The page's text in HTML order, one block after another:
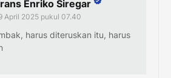
Enriko Siregar
April 2025 pukul 07.40
harus diteruskan itu, harus